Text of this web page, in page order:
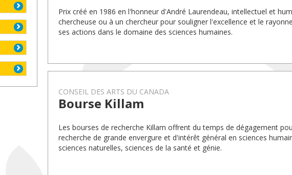
Prix créé en 1986 en l'honneur d'André Laurendeau, intellectuel et
chercheuse ou à un chercheur pour souligner l'excellence et le
ses actions dans le domaine des sciences humaines.
CONSEIL DES ARTS DU CANADA
Bourse Killam
Les bourses de recherche Killam offrent du temps de dégagement
recherche de grande envergure et d'intérêt général en sciences
sciences naturelles, sciences de la santé et génie.